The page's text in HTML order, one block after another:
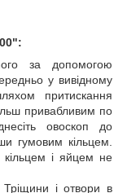
за допомогою
у вивідному
притискання
привабливим по
овоскоп до
гумовим кільцем.
кільцем і яйцем не
Тріщини і отвори в